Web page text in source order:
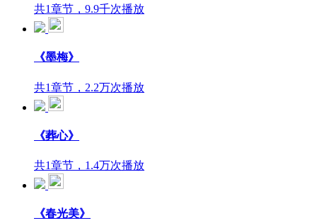
共1章节，9.9千次播放
《墨梅》
共1章节，2.2万次播放
《葬心》
共1章节，1.4万次播放
《春光美》